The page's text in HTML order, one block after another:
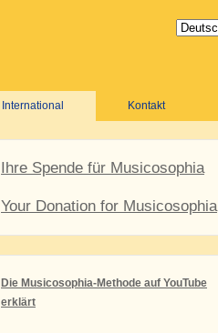
International Kontakt
Ihre Spende für Musicosophia
Your Donation for Musicosophia
Die Musicosophia-Methode auf YouTube
erklärt